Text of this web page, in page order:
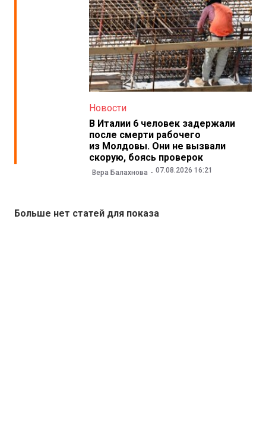
Новости
В Италии 6 человек задержали
после смерти рабочего
из Молдовы. Они не вызвали
скорую, боясь проверок
Вера Балахнова 07.08.2026 16:21
Больше нет статей для показа